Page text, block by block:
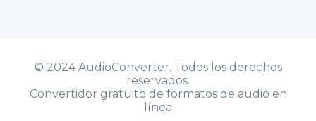
© 2024 AudioConverter. Todos los derechos
reservados.
Convertidor gratuito de formatos de audio en
línea